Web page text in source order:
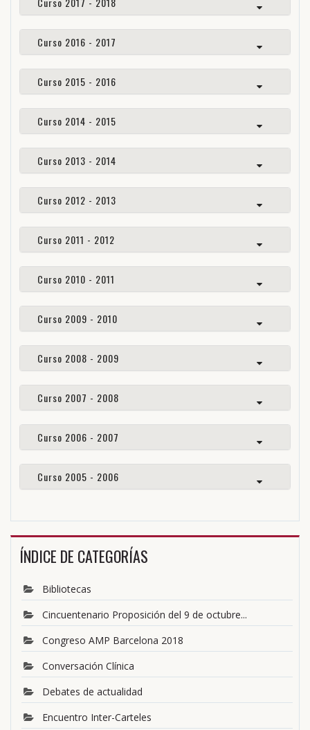
Curso 2016 - 2017
Curso 2015 - 2016
Curso 2014 - 2015
Curso 2013 - 2014
Curso 2012 - 2013
Curso 2011 - 2012
Curso 2010 - 2011
Curso 2009 - 2010
Curso 2008 - 2009
Curso 2007 - 2008
Curso 2006 - 2007
Curso 2005 - 2006
ÍNDICE DE CATEGORÍAS
Bibliotecas
Cincuentenario Proposición del 9 de octubre...
Congreso AMP Barcelona 2018
Conversación Clínica
Debates de actualidad
Encuentro Inter-Carteles